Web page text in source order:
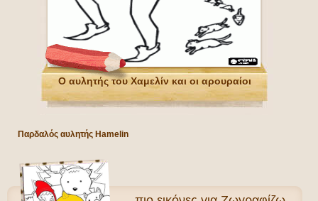
Ο αυλητής του Χαμελίν και οι αρουραίοι
Παρδαλός αυλητής Hamelin